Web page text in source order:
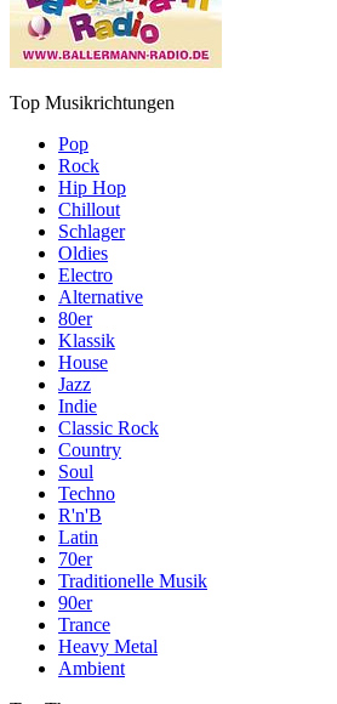
Top Musikrichtungen
Pop
Rock
Hip Hop
Chillout
Schlager
Oldies
Electro
Alternative
80er
Klassik
House
Jazz
Indie
Classic Rock
Country
Soul
Techno
R'n'B
Latin
70er
Traditionelle Musik
90er
Trance
Heavy Metal
Ambient